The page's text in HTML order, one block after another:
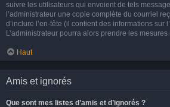
suivre les utilisateurs qui envoient de tels
l’administrateur une copie complète du courriel
d’inclure l’en-tête (il contient des informations sur
L’administrateur pourra alors prendre les mesures
Haut
Amis et ignorés
Que sont mes listes d’amis et d’ignorés ?